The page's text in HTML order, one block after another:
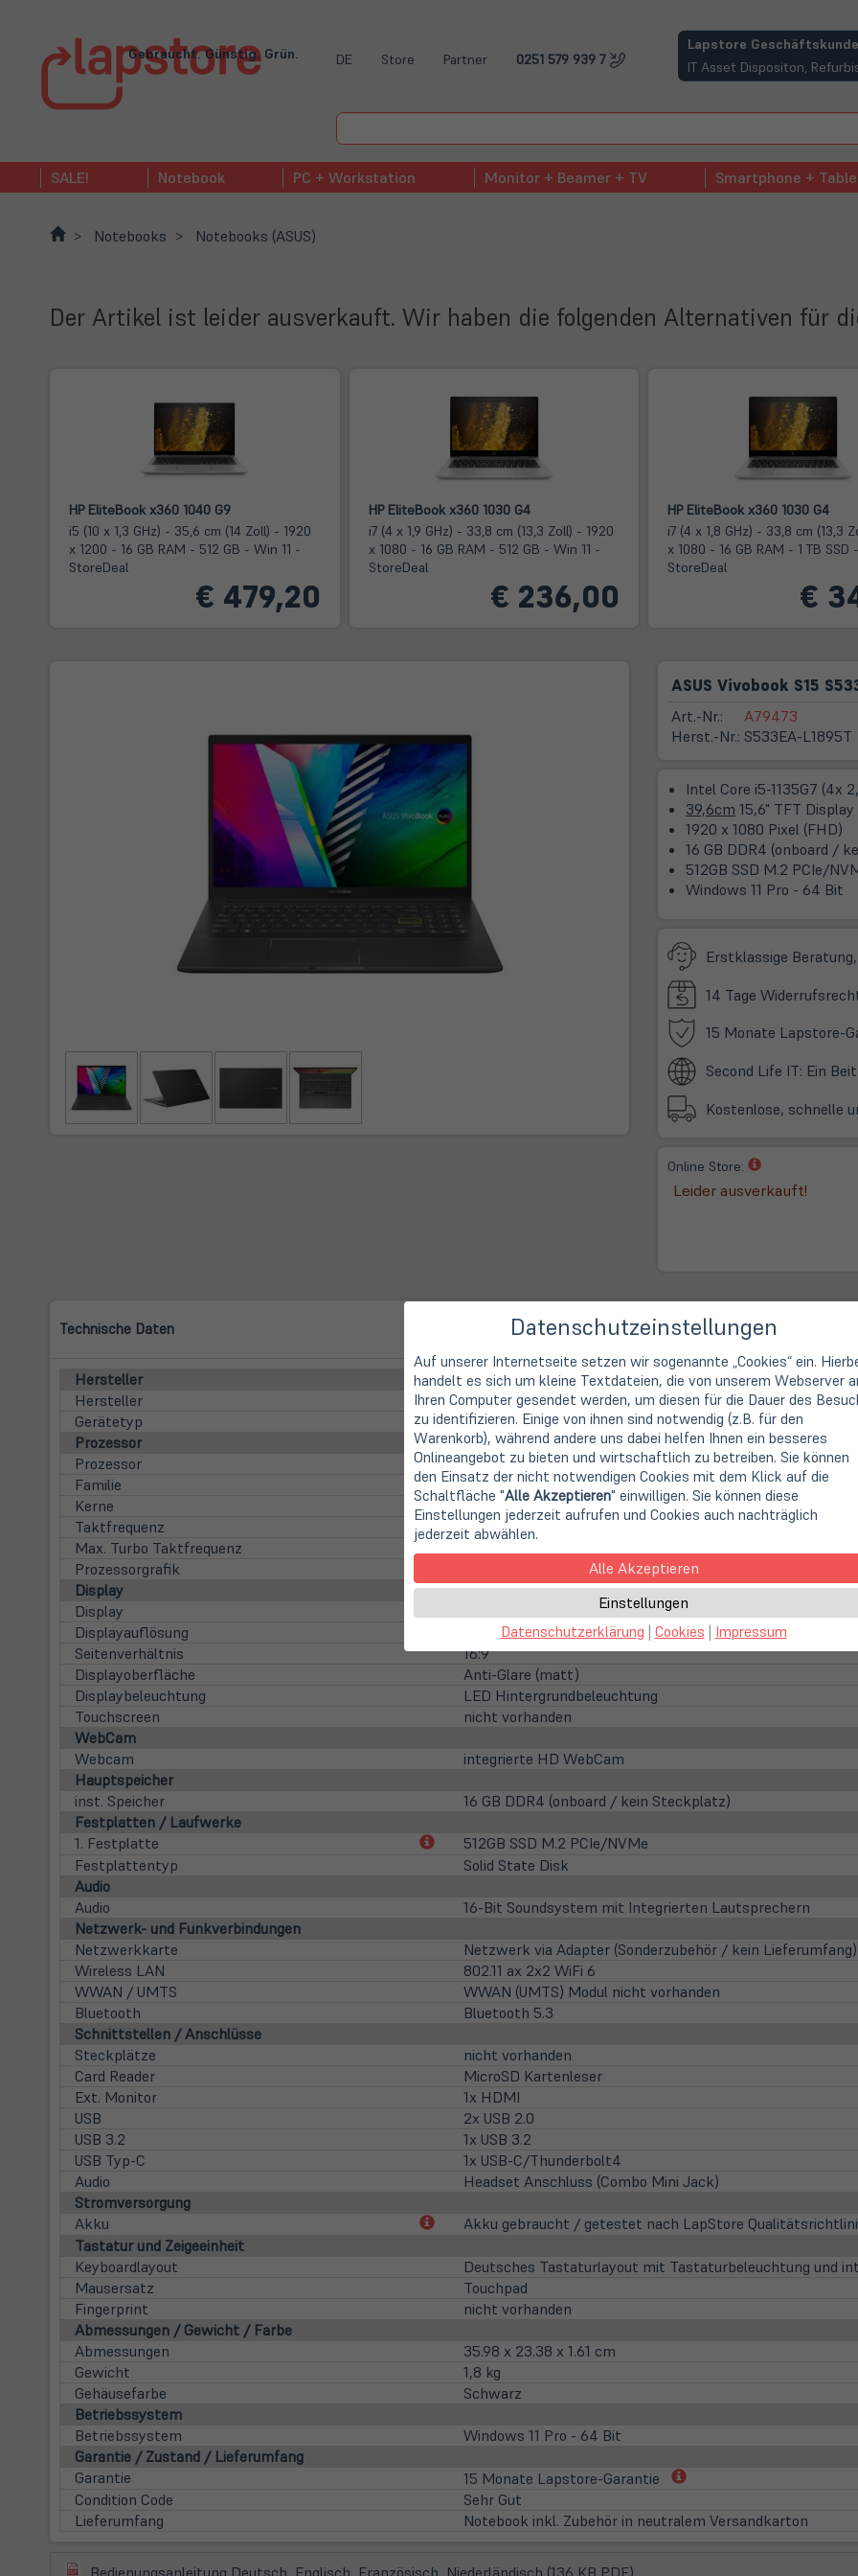
Gebraucht. Günstig. Grün. DE Store Partner 0251 579 939 7
Lapstore
IT Asset Dispositon,
(öffnet in neuem Tab)
SALE! Notebook PC + Workstation Monitor + Beamer + TV Smartphone +
Notebooks Notebooks (ASUS)
Der Artikel ist leider ausverkauft. Wir haben die folgenden Alternativen für
HP EliteBook x360 1040 G9
i5 (10 x 1,3 GHz) - 35,6 cm (14 Zoll) - 1920
x 1200 - 16 GB RAM - 512 GB - Win 11 -
StoreDeal
€ 479,20
HP EliteBook x360 1030 G4
i7 (4 x 1,9 GHz) - 33,8 cm (13,3 Zoll) - 1920
x 1080 - 16 GB RAM - 512 GB - Win 11 -
StoreDeal
€ 236,00
HP EliteBook x360 1030 G4
i7 (4 x 1,8 GHz) - 33,8 cm (13,3
x 1080 - 16 GB RAM - 1 TB SSD
StoreDeal
€
ASUS Vivobook S15
Art.-Nr.:
Herst.-Nr.:
A79473
S533EA-L1895T
Intel Core i5-1135G7 (4x
39,6cm 15,6" TFT Display
1920 x 1080 Pixel (FHD)
16 GB DDR4 (onboard /
512GB SSD M.2 PCIe/
Windows 11 Pro - 64 Bit
Erstklassige
14 Tage
15 Monate Lapstore-
Second Life IT: Ein
Kostenlose, schnelle
Online Store:
(öffnet
in
neuem
Leider ausverkauft!
Technische Daten
Hersteller
Hersteller
Asus
Gerätetyp
Notebook
Prozessor
Prozessor
Intel Core i5-1135G7 (4x 2,4 GHz / 8MB Smart Cache / 28
Familie
Intel Core i5 (Gen 11)
Kerne
4 Kerne (Quad-Core)
Taktfrequenz
2,4 GHz
Max. Turbo Taktfrequenz
Prozessorgrafik
Intel Iris Xe Grafik (8k Support)
Display
Display
15,6" TFT Display
Displayauflösung
1920 x 1080 Pixel (FHD)
Seitenverhältnis
16:9
Displayoberfläche
Anti-Glare (matt)
Displaybeleuchtung
LED Hintergrundbeleuchtung
Touchscreen
nicht vorhanden
WebCam
Webcam
integrierte HD WebCam
Hauptspeicher
inst. Speicher
16 GB DDR4 (onboard / kein Steckplatz)
Festplatten / Laufwerke
1. Festplatte
(öffnet512GB SSD M.2 PCIe/NVMe
Festplattentyp
Solid State Disk
Audio
Audio
16-Bit Soundsystem mit Integrierten Lautsprechern
Netzwerk- und Funkverbindungen
Netzwerkkarte
Netzwerk via Adapter (Sonderzubehör / kein Lieferumfang)
Wireless LAN
802.11 ax 2x2 WiFi 6
WWAN / UMTS
WWAN (UMTS) Modul nicht vorhanden
Bluetooth
Bluetooth 5.3
Schnittstellen / Anschlüsse
Steckplätze
nicht vorhanden
Card Reader
MicroSD Kartenleser
Ext. Monitor
1x HDMI
USB
2x USB 2.0
USB 3.2
1x USB 3.2
USB Typ-C
1x USB-C/Thunderbolt4
Audio
Headset Anschluss (Combo Mini Jack)
Stromversorgung
Akku
(öffnet
neuem
Akku gebraucht / getestet nach LapStore
Tastatur und Zeigeeinheit
Keyboardlayout
Deutsches Tastaturlayout mit Tastaturbeleuchtung und
Mausersatz
Touchpad
Fingerprint
nicht vorhanden
Abmessungen / Gewicht / Farbe
Abmessungen
35.98 x 23.38 x 1.61 cm
Gewicht
1,8 kg
Gehäusefarbe
Schwarz
Betriebssystem
Betriebssystem
Windows 11 Pro - 64 Bit
Garantie / Zustand / Lieferumfang
Garantie
15 Monate Lapstore-Garantie
(öffnet
neuem
Condition Code
Sehr Gut
Lieferumfang
Notebook inkl. Zubehör in neutralem Versandkarton
(öffnet
Datenschutzeinstellungen
Auf unserer Internetseite setzen wir sogenannte „Cookies“ ein.
handelt es sich um kleine Textdateien, die von unserem Webserver
Ihren Computer gesendet werden, um diesen für die Dauer des
zu identifizieren. Einige von ihnen sind notwendig (z.B. für den
Warenkorb), während andere uns dabei helfen Ihnen ein besseres
Onlineangebot zu bieten und wirtschaftlich zu betreiben. Sie können
den Einsatz der nicht notwendigen Cookies mit dem Klick auf die
Schaltfläche "Alle Akzeptieren" einwilligen. Sie können diese
Einstellungen jederzeit aufrufen und Cookies auch nachträglich
jederzeit abwählen.
Alle Akzeptieren
Einstellungen
Datenschutzerklärung | Cookies | Impressum